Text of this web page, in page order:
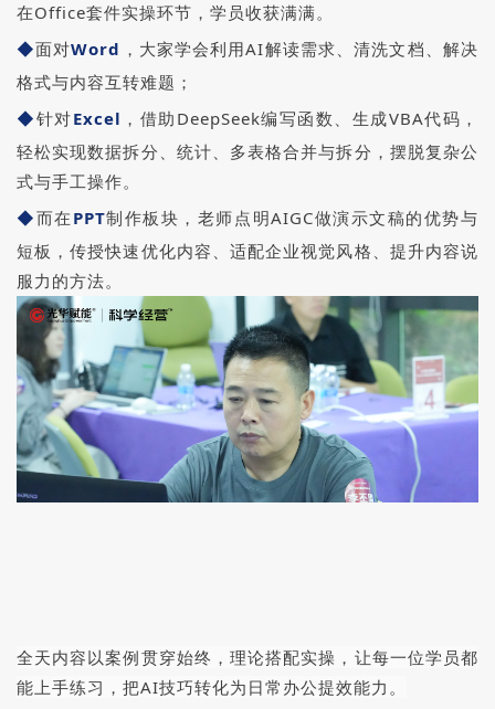
在Office套件实操环节，学员收获满满。
◆面对Word ，大家学会利用AI解读需求、清洗文档、解决
格式与内容互转难题；
◆针对Excel ，借助DeepSeek编写函数、生成VBA代码，
轻松实现数据拆分、统计、多表格合并与拆分，摆脱复杂公
式与手工操作。
◆而在 PPT制作板块，老师点明AIGC做演示文稿的优势与
短板，传授快速优化内容、适配企业视觉风格、提升内容说
服力的方法。
全天内容以案例贯穿始终，理论搭配实操，让每一位学员都
能上手练习，把AI技巧转化为日常办公提效能力。